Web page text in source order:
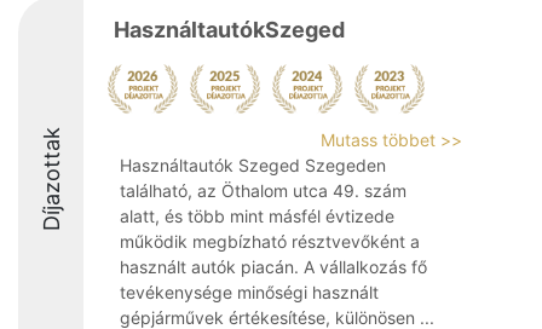
Díjazottak
HasználtautókSzeged
Mutass többet >>
Használtautók Szeged Szegeden
található, az Öthalom utca 49. szám
alatt, és több mint másfél évtizede
működik megbízható résztvevőként a
használt autók piacán. A vállalkozás fő
tevékenysége minőségi használt
gépjárművek értékesítése, különösen ...